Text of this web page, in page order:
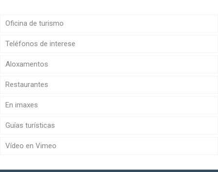
Oficina de turismo
Teléfonos de interese
Aloxamentos
Restaurantes
En imaxes
Guías turísticas
Vídeo en Vimeo